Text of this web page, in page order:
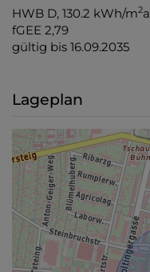
HWB D, 130.2 kWh/m2a
fGEE 2,79
gültig bis 16.09.2035
Lageplan